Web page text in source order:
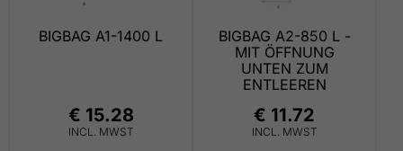
BIGBAG A1-1400 L
€ 15.28
INCL. MWST
BIGBAG A2-850 L -
MIT ÖFFNUNG
UNTEN ZUM
ENTLEEREN
€ 11.72
INCL. MWST